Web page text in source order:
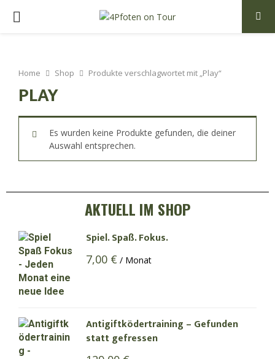
PRIMARY
Home Shop Produkte verschlagwortet mit „Play“
PLAY
Es wurden keine Produkte gefunden, die deiner
Auswahl entsprechen.
AKTUELL IM SHOP
Spiel. Spaß. Fokus.
7,00 € / Monat
Antigiftködertraining – Gefunden
statt gefressen